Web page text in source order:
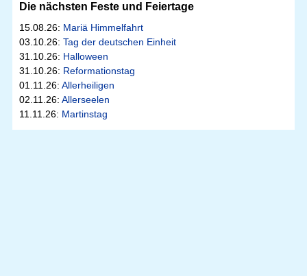
Die nächsten Feste und Feiertage
15.08.26: Mariä Himmelfahrt
03.10.26: Tag der deutschen Einheit
31.10.26: Halloween
31.10.26: Reformationstag
01.11.26: Allerheiligen
02.11.26: Allerseelen
11.11.26: Martinstag